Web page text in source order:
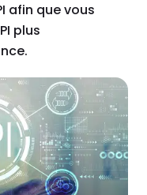
afin que vous
plus